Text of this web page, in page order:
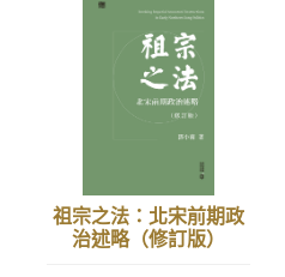
祖宗之法：北宋前期政
治述略（修訂版）